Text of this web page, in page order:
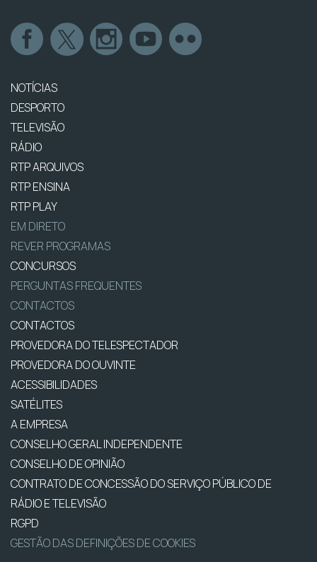
NOTÍCIAS
DESPORTO
TELEVISÃO
RÁDIO
RTP ARQUIVOS
RTP ENSINA
RTP PLAY
EM DIRETO
REVER PROGRAMAS
CONCURSOS
PERGUNTAS FREQUENTES
CONTACTOS
CONTACTOS
PROVEDORA DO TELESPECTADOR
PROVEDORA DO OUVINTE
ACESSIBILIDADES
SATÉLITES
A EMPRESA
CONSELHO GERAL INDEPENDENTE
CONSELHO DE OPINIÃO
CONTRATO DE CONCESSÃO DO SERVIÇO PÚBLICO DE
RÁDIO E TELEVISÃO
RGPD
GESTÃO DAS DEFINIÇÕES DE COOKIES